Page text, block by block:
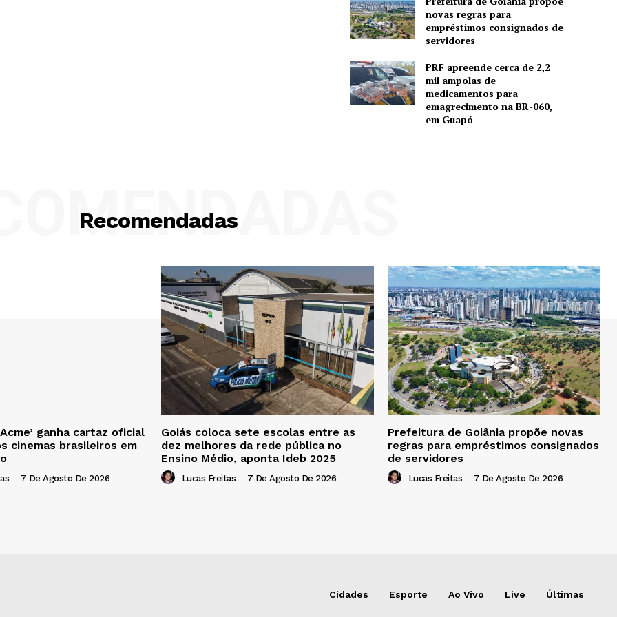
novas regras para
empréstimos consignados de
servidores
PRF apreende cerca de 2,2
mil ampolas de
medicamentos para
emagrecimento na BR-060,
em Guapó
Recomendadas
ganha cartaz oficial
cinemas brasileiros em
- 7 De Agosto De 2026
Goiás coloca sete escolas entre as
dez melhores da rede pública no
Ensino Médio, aponta Ideb 2025
Lucas Freitas - 7 De Agosto De 2026
Prefeitura de Goiânia propõe novas
regras para empréstimos consignados
de servidores
Lucas Freitas - 7 De Agosto De 2026
Cidades Esporte Ao Vivo Live Últimas